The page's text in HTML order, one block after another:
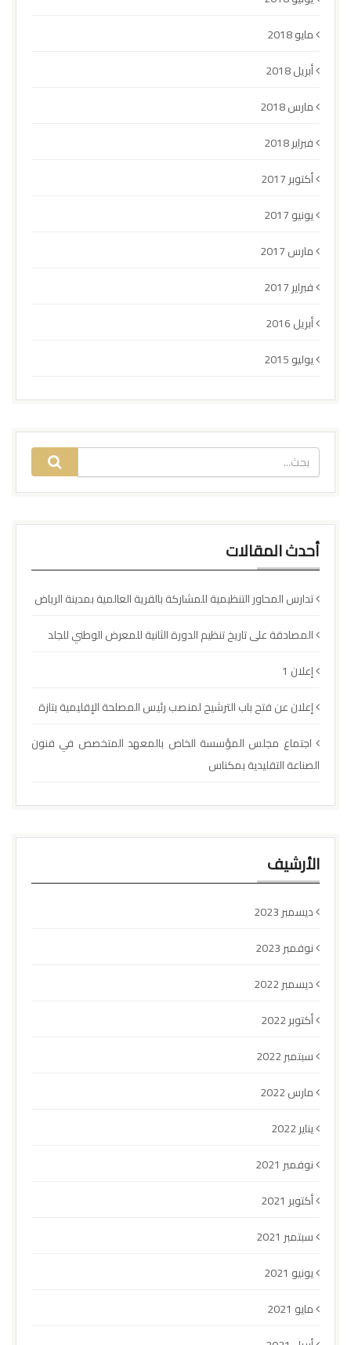
مايو 2018
أبريل 2018
مارس 2018
فبراير 2018
أكتوبر 2017
يونيو 2017
مارس 2017
فبراير 2017
أبريل 2016
يوليو 2015
أحدث المقالات
تدارس المحاور التنظيمية للمشاركة بالقرية العالمية بمدينة الرياض
المصادقة على تاريخ تنظيم الدورة الثانية للمعرض الوطني للجلد
إعلان 1
إعلان عن فتح باب الترشيح لمنصب رئيس المصلحة الإقليمية بتازة
اجتماع مجلس المؤسسة الخاص بالمعهد المتخصص في فنون
الصناعة التقليدية بمكناس
الأرشيف
ديسمبر 2023
نوفمبر 2023
ديسمبر 2022
أكتوبر 2022
سبتمبر 2022
مارس 2022
يناير 2022
نوفمبر 2021
أكتوبر 2021
سبتمبر 2021
يونيو 2021
مايو 2021